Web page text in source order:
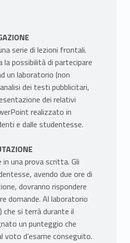
serie di lezioni frontali.
la possibilità di partecipare
un laboratorio (non
dei testi pubblicitari,
dei relativi
realizzato in
e dalle studentesse.
una prova scritta. Gli
avendo due ore di
dovranno rispondere
domande. Al laboratorio
che si terrà durante il
un punteggio che
voto d’esame conseguito.